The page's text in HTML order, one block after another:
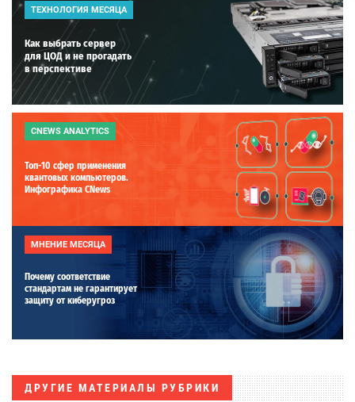
ТЕХНОЛОГИЯ МЕСЯЦА
Как выбрать сервер
для ЦОД и не прогадать
в перспективе
CNEWS ANALYTICS
Топ-10 сфер применения
квантовых компьютеров.
Инфографика CNews
МНЕНИЕ МЕСЯЦА
Почему соответствие
стандартам не гарантирует
защиту от киберугроз
ДРУГИЕ МАТЕРИАЛЫ РУБРИКИ